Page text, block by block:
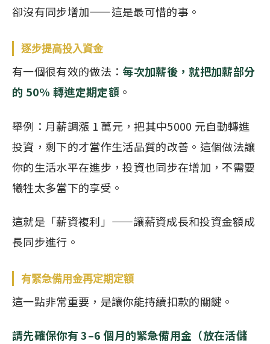
卻沒有同步增加——這是最可惜的事。
逐步提高投入資金
有一個很有效的做法： 每次加薪後 ，就把加薪部分
的 50%轉進定期定額 。
舉例：月薪調漲 1 萬元，把其中5000 元自動轉進
投資，剩下的才當作生活品質的改善。這個做法讓
你的生活水平在進步，投資也同步在增加，不需要
犧牲太多當下的享受。
這就是「薪資複利」——讓薪資成長和投資金額成
長同步進行。
有緊急備用金再定期定額
這一點非常重要，是讓你能持續扣款的關鍵。
請先確保你有3–6 個月的緊急備用金（放在活儲